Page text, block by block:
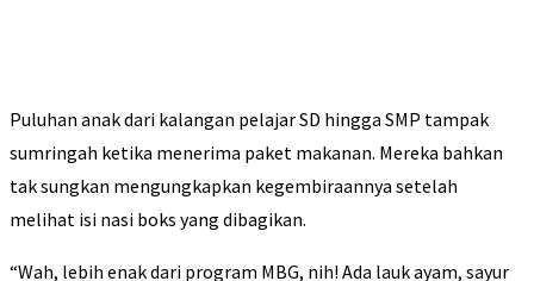
Puluhan anak dari kalangan pelajar SD hingga SMP tampak
sumringah ketika menerima paket makanan. Mereka bahkan
tak sungkan mengungkapkan kegembiraannya setelah
melihat isi nasi boks yang dibagikan.
“Wah, lebih enak dari program MBG, nih! Ada lauk ayam, sayur